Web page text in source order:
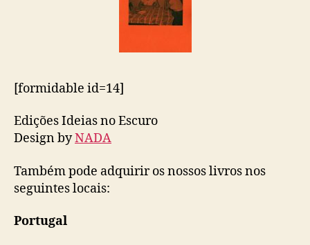
[formidable id=14]
Edições Ideias no Escuro
Design byNADA
Também pode adquirir os nossos livros nos
seguintes locais:
Portugal